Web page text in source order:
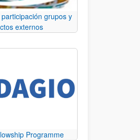
grupos y
externos
Programme